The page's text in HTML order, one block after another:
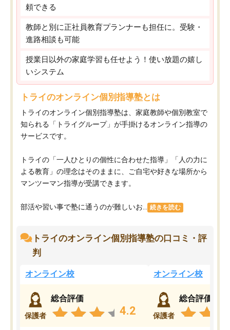
頼できる
教師と別に正社員教育プランナーも担任に。受験・
進路相談も可能
授業日以外の家庭学習も任せよう！使い放題の嬉し
いシステム
トライのオンライン個別指導塾とは
トライのオンライン個別指導塾は、家庭教師や個別教室で
知られる「トライグループ」が手掛けるオンライン指導の
サービスです。
トライの「一人ひとりの個性に合わせた指導」「人の力に
よる教育」の理念はそのままに、ご自宅や好きな場所から
マンツーマン指導が受講できます。
部活や習い事で塾に通うのが難しいお... 続きを読む
トライのオンライン個別指導塾の口コミ・評
判
オンライン校
保護者
総合評価
4.2
オンライン校
保護者
総合評価